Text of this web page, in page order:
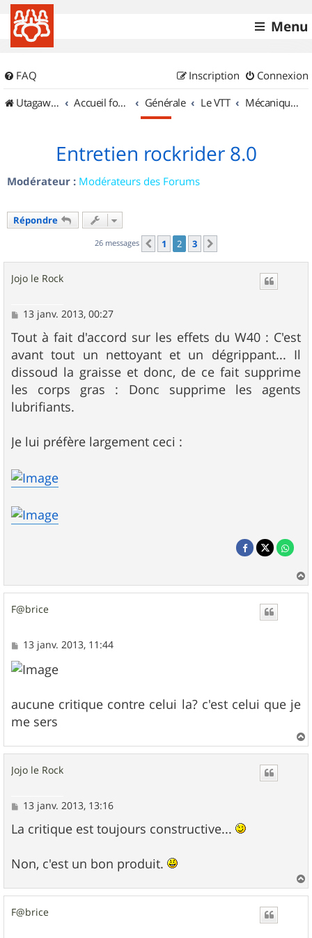
Menu
FAQ Connexion
Inscription
UtagawaVTT (Randos VTT et VTTAE avec traces GPS)
Accueil forum Générale Le VTT Mécanique et Entretiens
Entretien rockrider 8.0
Modérateur : Modérateurs des Forums
Répondre
26 messages Précédent
1 2 3
Jojo le Rock
M
s
s
a
g
e
13 janv. 2013, 00:27
Tout à fait d'accord sur les effets du W40 : C'est
avant tout un nettoyant et un dégrippant... Il
dissoud la graisse et donc, de ce fait supprime
les corps gras : Donc supprime les agents
lubrifiants.
Je lui préfère largement ceci :
a
F@brice
M
s
s
g
e
13 janv. 2013, 11:44
aucune critique contre celui la? c'est celui que je
me sers
a
Jojo le Rock
M
s
s
g
e
13 janv. 2013, 13:16
La critique est toujours constructive...
Non, c'est un bon produit.
a
F@brice